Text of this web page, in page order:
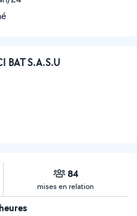
BAT S.A.S.U
84
mises en relation